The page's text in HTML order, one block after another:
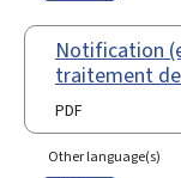
Notification
traitement
PDF
Other language(s)